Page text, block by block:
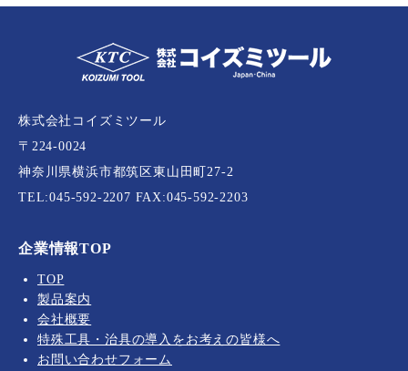
株式会社コイズミツール
〒224-0024
神奈川県横浜市都筑区東山田町27-2
TEL:045-592-2207 FAX:045-592-2203
企業情報TOP
TOP
製品案内
会社概要
特殊工具・治具の導入をお考えの皆様へ
お問い合わせフォーム